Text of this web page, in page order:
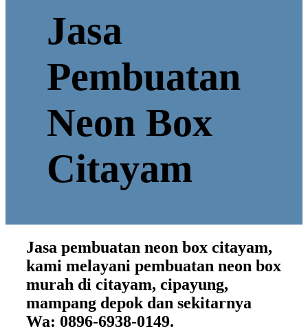
Jasa
Pembuatan
Neon Box
Citayam
Jasa pembuatan neon box citayam,
kami melayani pembuatan neon box
murah di citayam, cipayung,
mampang depok dan sekitarnya
Wa: 0896-6938-0149.